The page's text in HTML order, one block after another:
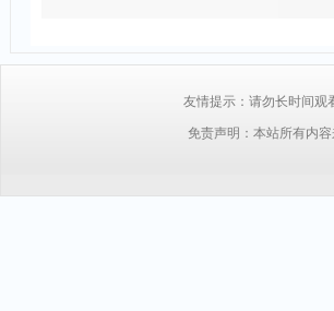
友情提示：请勿长时间
免责声明：本站所有内